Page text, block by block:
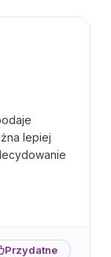
lepiej
Przydatne